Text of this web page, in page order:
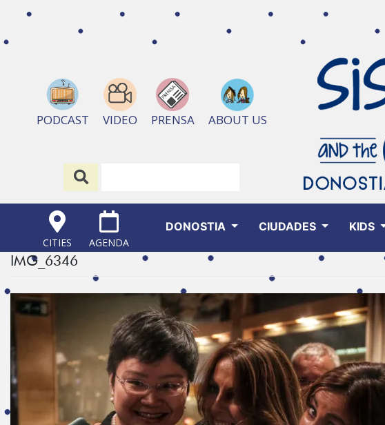
PODCAST VIDEO PRENSA ABOUT US
CITIES AGENDA
DONOSTIA CIUDADES KIDS
IMG_6346